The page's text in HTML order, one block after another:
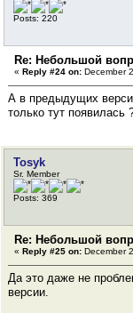
Posts: 220
Re: Небольшой
« Reply #24 on: December
А в предыдущих
только тут появилась
Tosyk
Sr. Member
Posts: 369
Re: Небольшой
« Reply #25 on: December
Да это даже не
версии.